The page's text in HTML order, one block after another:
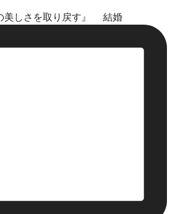
美しさを取り戻す』 結婚